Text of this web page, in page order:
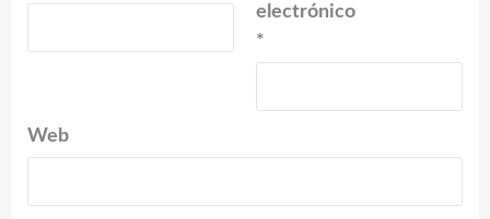
electrónico
*
Web